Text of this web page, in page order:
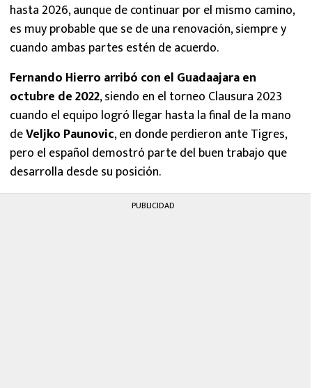
hasta 2026, aunque de continuar por el mismo camino,
es muy probable que se de una renovación, siempre y
cuando ambas partes estén de acuerdo.
Fernando Hierro arribó con el Guadaajara en
octubre de 2022, siendo en el torneo Clausura 2023
cuando el equipo logró llegar hasta la final de la mano
deVeljko Paunovic, en donde perdieron ante Tigres,
pero el español demostró parte del buen trabajo que
desarrolla desde su posición.
PUBLICIDAD